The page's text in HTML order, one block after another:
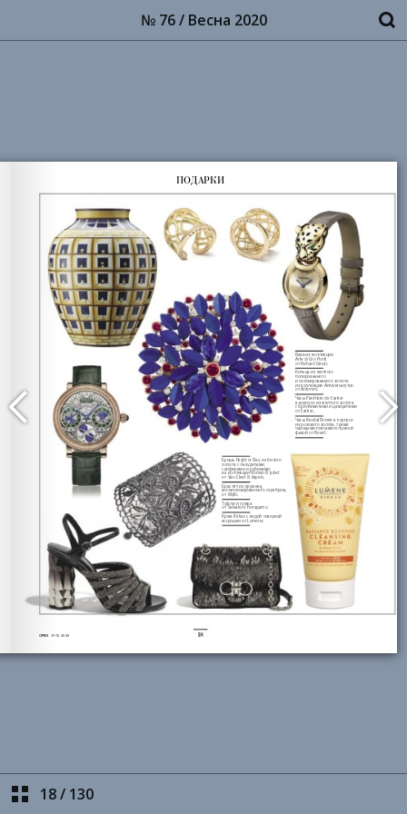
№ 76 / Весна 2020
18/ 130